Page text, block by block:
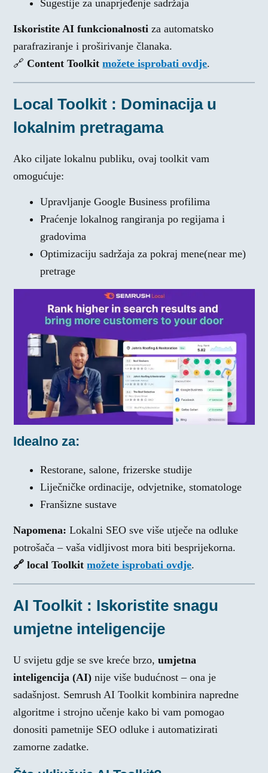
Sugestije za unaprjeđenje sadržaja
Iskoristite AI funkcionalnosti za automatsko
parafraziranje i proširivanje članaka.
🔗 Content Toolkit možete isprobati ovdje.
Local Toolkit : Dominacija u
lokalnim pretragama
Ako ciljate lokalnu publiku, ovaj toolkit vam
omogućuje:
Upravljanje Google Business profilima
Praćenje lokalnog rangiranja po regijama i
gradovima
Optimizaciju sadržaja za pokraj mene(near me)
pretrage
Idealno za:
Restorane, salone, frizerske studije
Liječničke ordinacije, odvjetnike, stomatologe
Franšizne sustave
Napomena: Lokalni SEO sve više utječe na odluke
potrošača – vaša vidljivost mora biti besprijekorna.
🔗 local Toolkit možete isprobati ovdje.
AI Toolkit : Iskoristite snagu
umjetne inteligencije
U svijetu gdje se sve kreće brzo,umjetna
inteligencija (AI) nije više budućnost – ona je
sadašnjost. Semrush AI Toolkit kombinira napredne
algoritme i strojno učenje kako bi vam pomogao
donositi pametnije SEO odluke i automatizirati
zamorne zadatke.